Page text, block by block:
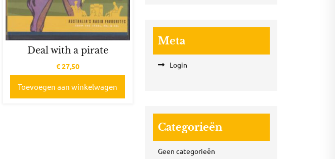
Deal with a pirate
€27,50
Toevoegen aan winkelwagen
Meta
Login
Categorieën
Geen categorieën